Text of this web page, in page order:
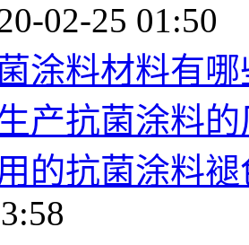
02-25 01:50
涂料材料有
产抗菌涂料
的抗菌涂料